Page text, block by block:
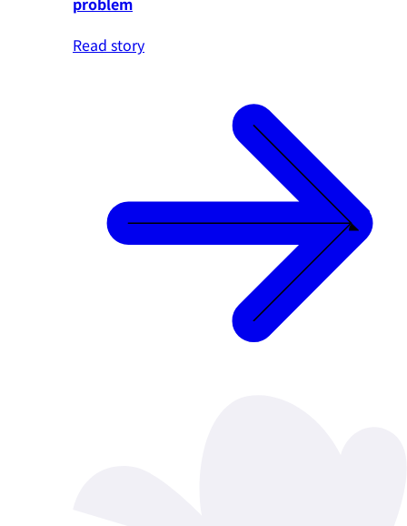
Read story